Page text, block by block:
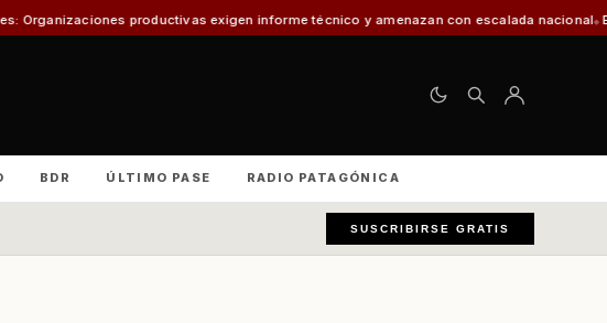
productivas exigen informe técnico y amenazan con escalada nacional El 30% de los
BDR ÚLTIMO PASE RADIO PATAGÓNICA
SUSCRIBIRSE GRATIS